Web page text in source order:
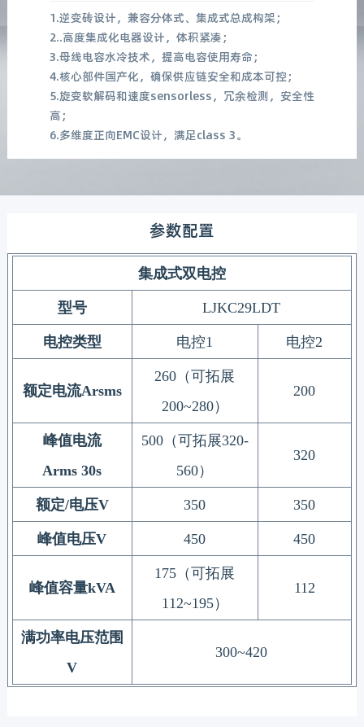
1.逆变砖设计，兼容分体式、集成式总成构架；
2..高度集成化电器设计，体积紧凑；
3.母线电容水冷技术，提高电容使用寿命；
4.核心部件国产化，确保供应链安全和成本可控；
5.旋变软解码和速度sensorless，冗余检测，安全性
高；
6.多维度正向EMC设计，满足class 3。
参数配置
集成式双电控
型号 LJKC29LDT
电控类型 电控1 电控2
额定电流Arsms
260 （可拓展
200~280）
200
峰值电流
Arms 30s
500（可拓展320-
560）
320
额定/电压V 350 350
峰值电压V 450 450
峰值容量kVA
175 （可拓展
112~195）
112
满功率电压范围
V
300~420